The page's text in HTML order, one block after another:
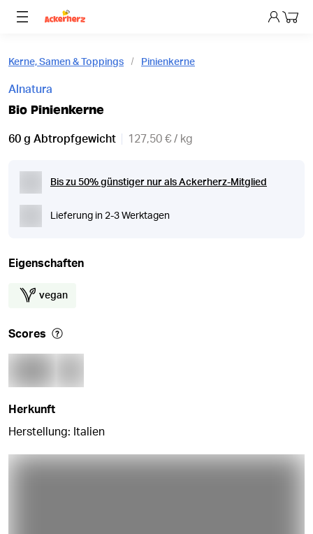
Dein
Kerne, Samen & Toppings Pinienkerne
Alnatura
Bio Pinienkerne
60 g Abtropfgewicht 127,50 € / kg
Bis zu 50% günstiger nur als Ackerherz-Mitglied
Lieferung in 2-3 Werktagen
Eigenschaften
vegan
Scores
Herkunft
Herstellung: Italien